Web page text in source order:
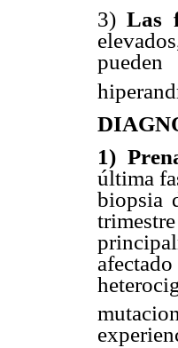
3)Las
1)
última
biopsia